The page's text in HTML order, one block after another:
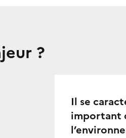
?
Il se
important